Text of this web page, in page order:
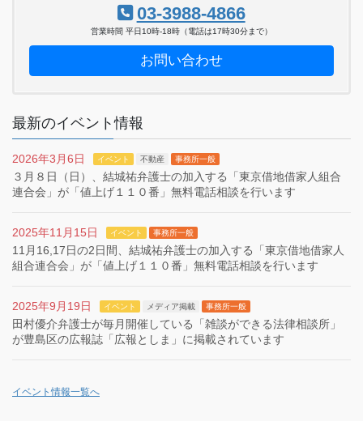
03-3988-4866
営業時間 平日10時-18時（電話は17時30分まで）
お問い合わせ
最新のイベント情報
2026年3月6日 イベント 不動産 事務所一般
３月８日（日）、結城祐弁護士の加入する「東京借地借家人組合
連合会」が「値上げ１１０番」無料電話相談を行います
2025年11月15日 イベント 事務所一般
11月16,17日の2日間、結城祐弁護士の加入する「東京借地借家人
組合連合会」が「値上げ１１０番」無料電話相談を行います
2025年9月19日 イベント メディア掲載 事務所一般
田村優介弁護士が毎月開催している「雑談ができる法律相談所」
が豊島区の広報誌「広報としま」に掲載されています
イベント情報一覧へ